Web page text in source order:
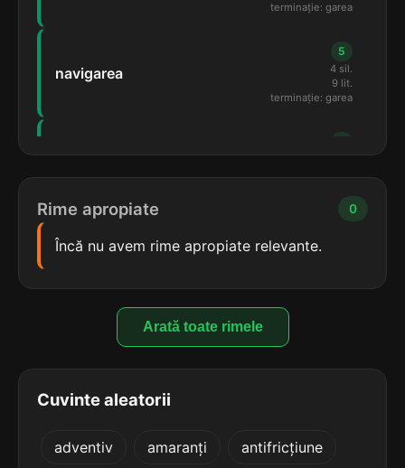
terminație: garea
navigarea
5
4 sil.
9 lit.
terminație: garea
4 sil.
câștigarea
conjugarea
terminație: garea
terminație: garea
Rime apropiate 0
Încă nu avem rime apropiate relevante.
Arată toate rimele
Cuvinte aleatorii
adventiv amaranți antifricțiune